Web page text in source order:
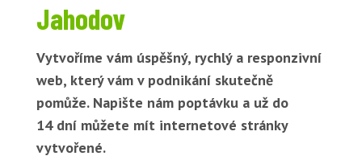
Jahodov
Vytvoříme vám úspěšný, rychlý a responzivní
web, který vám v podnikání skutečně
pomůže. Napište nám poptávku a už do
14 dní můžete mít internetové stránky
vytvořené.